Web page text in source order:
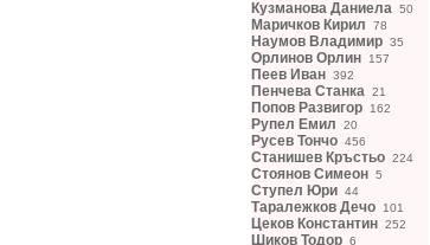
Кузманова Даниела 50
Маричков Кирил 78
Наумов Владимир 35
Орлинов Орлин 157
Пеев Иван 392
Пенчева Станка 21
Попов Развигор 162
Рупел Емил 20
Русев Тончо 456
Станишев Кръстьо 224
Стоянов Симеон 5
Ступел Юри 44
Таралежков Дечо 101
Цеков Константин 252
Шиков Тодор 6